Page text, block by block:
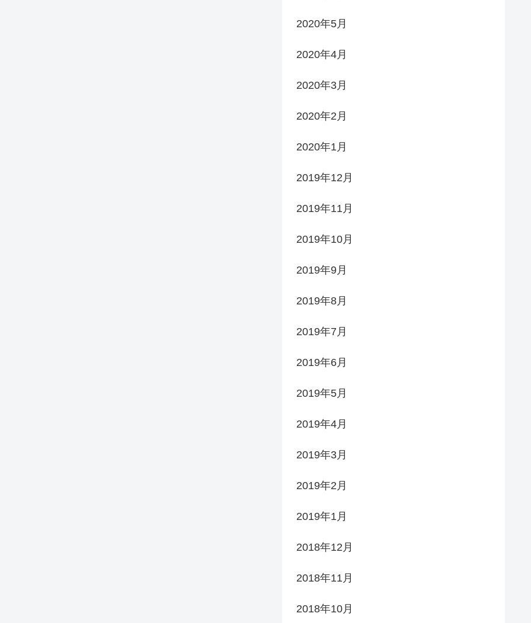
2020年5月
2020年4月
2020年3月
2020年2月
2020年1月
2019年12月
2019年11月
2019年10月
2019年9月
2019年8月
2019年7月
2019年6月
2019年5月
2019年4月
2019年3月
2019年2月
2019年1月
2018年12月
2018年11月
2018年10月